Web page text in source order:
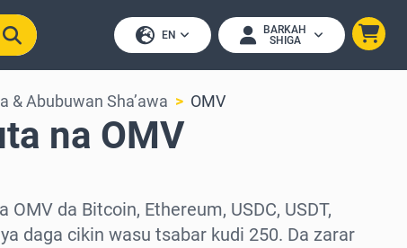
EN
BARKAH
SHIGA
& Abubuwan Sha’awa OMV
na OMV
OMV da Bitcoin, Ethereum, USDC, USDT,
daga cikin wasu tsabar kudi 250. Da zarar